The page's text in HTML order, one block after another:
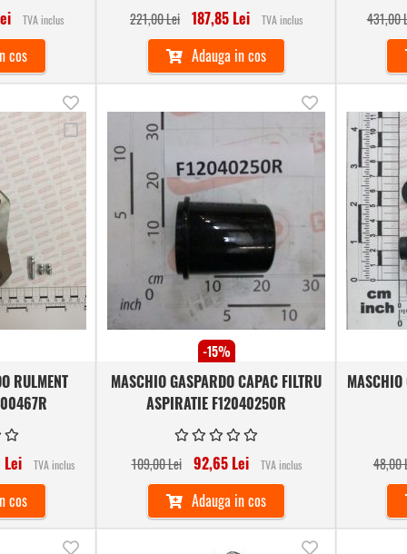
TVA inclus
cos
221,00 Lei 187,85 Lei TVA inclus
Adauga in cos
431,00
RULMENT
Lei TVA inclus
cos
Adauga
in
de
dorinte
Adauga
la
Comparare
-15%
MASCHIO GASPARDO CAPAC FILTRU
ASPIRATIE F12040250R
109,00 Lei 92,65 Lei TVA inclus
Adauga in cos
in
dorinte
Adauga
la
Comparare
MASCHIO
48,00
Adauga